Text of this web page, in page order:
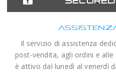
Il servizio di assistenza
post-vendita, agli ordini e
è attivo dal lunedì al venerdì